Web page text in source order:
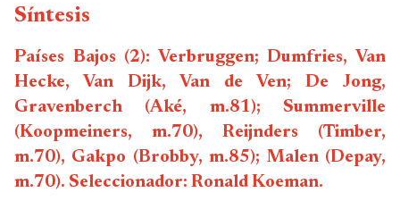
Síntesis
Países Bajos (2): Verbruggen; Dumfries, Van
Hecke, Van Dijk, Van de Ven; De Jong,
Gravenberch (Aké, m.81); Summerville
(Koopmeiners, m.70), Reijnders (Timber,
m.70), Gakpo (Brobby, m.85); Malen (Depay,
m.70). Seleccionador: Ronald Koeman.